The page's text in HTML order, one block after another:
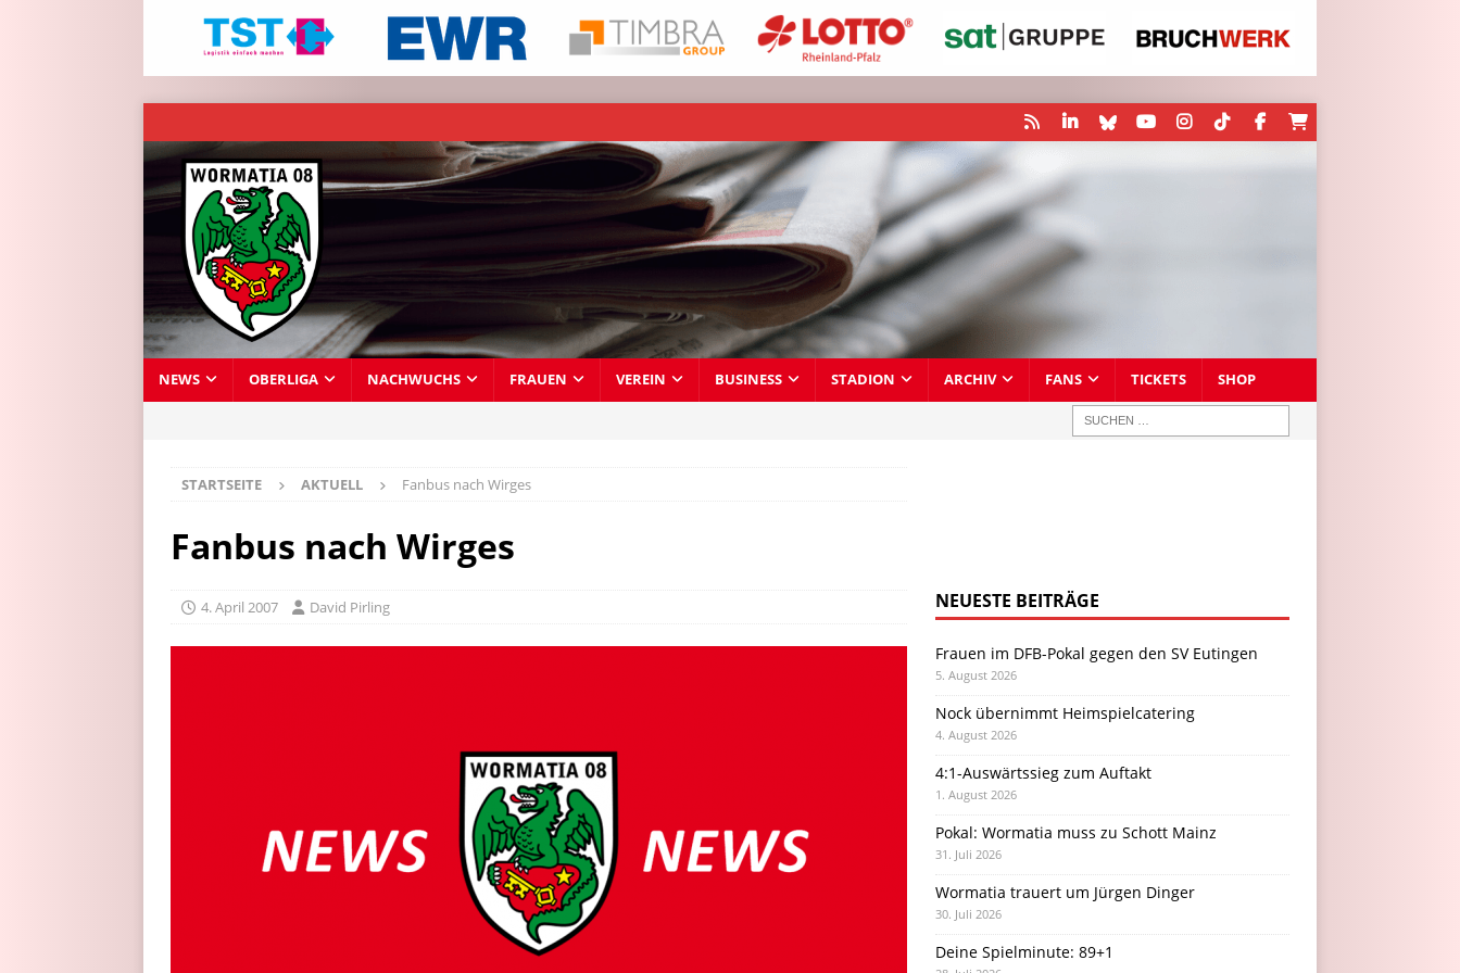
NEWS OBERLIGA NACHWUCHS FRAUEN VEREIN BUSINESS STADION ARCHIV FANS TICKETS SHOP
STARTSEITE AKTUELL Fanbus nach Wirges
Fanbus nach Wirges
4. April 2007 David Pirling NEUESTE BEITRÄGE
Frauen im DFB-Pokal gegen den SV Eutingen
5. August 2026
Nock übernimmt Heimspielcatering
4. August 2026
4:1-Auswärtssieg zum Auftakt
1. August 2026
Pokal: Wormatia muss zu Schott Mainz
31. Juli 2026
Wormatia trauert um Jürgen Dinger
30. Juli 2026
Deine Spielminute: 89+1